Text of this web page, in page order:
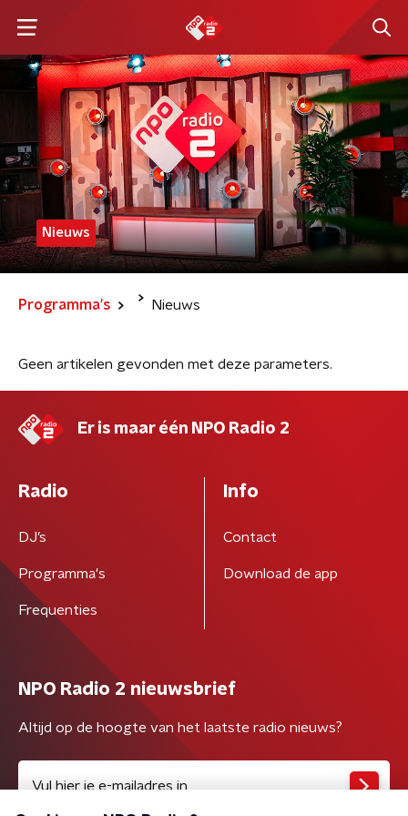
Nieuws
Programma's Nieuws
Geen artikelen gevonden met deze parameters.
Er is maar één NPO Radio 2
Radio
DJ’s
Programma's
Frequenties
Info
Contact
Download de app
NPO Radio 2 nieuwsbrief
Altijd op de hoogte van het laatste radio nieuws?